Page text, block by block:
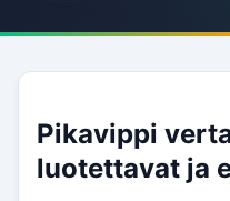
Pikavippi
luotettavat ja